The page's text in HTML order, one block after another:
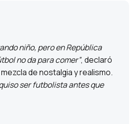
niño, pero en República
no da para comer”, declaró
de nostalgia y realismo.
ser futbolista antes que